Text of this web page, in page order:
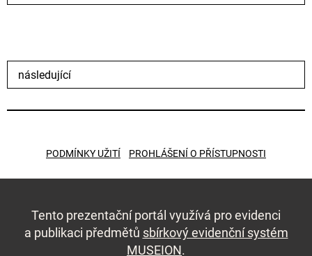
následující
PODMÍNKY UŽITÍ PROHLÁŠENÍ O PŘÍSTUPNOSTI
Tento prezentační portál využívá pro evidenci
a publikaci předmětů sbírkový evidenční systém
MUSEION.